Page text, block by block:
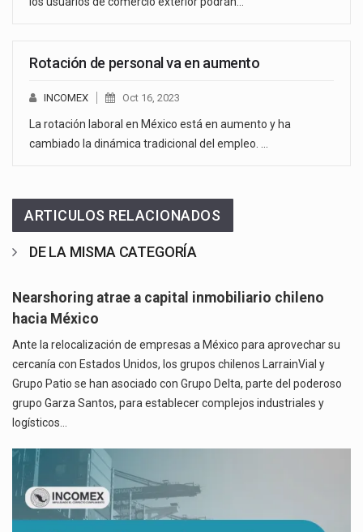
Rotación de personal va en aumento
INCOMEX Oct 16, 2023
La rotación laboral en México está en aumento y ha
cambiado la dinámica tradicional del empleo. …
ARTICULOS RELACIONADOS
DE LA MISMA CATEGORÍA
Nearshoring atrae a capital inmobiliario chileno
hacia México
Ante la relocalización de empresas a México para aprovechar su
cercanía con Estados Unidos, los grupos chilenos LarrainVial y
Grupo Patio se han asociado con Grupo Delta, parte del poderoso
grupo Garza Santos, para establecer complejos industriales y
logísticos…